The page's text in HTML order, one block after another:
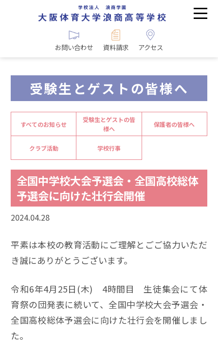
お問い合わせ 資料請求 アクセス
受験生とゲストの皆様へ
すべてのお知らせ
受験生とゲストの皆
様へ
保護者の皆様へ
クラブ活動 学校行事
全国中学校大会予選会・全国高校総体
予選会に向けた壮行会開催
2024.04.28
平素は本校の教育活動にご理解とごご協力いただ
き誠にありがとうございます。
令和6年4月25日(木) 4時間目 生徒集会にて体
育祭の団発表に続いて、全国中学校大会予選会・
全国高校総体予選会に向けた壮行会を開催しまし
た。